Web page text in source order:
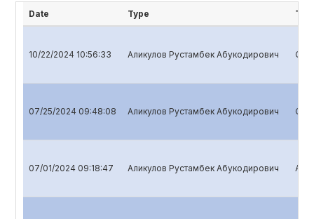
Date Type
10/22/2024 10:56:33 Аликулов Рустамбек Абукодирович
07/25/2024 09:48:08 Аликулов Рустамбек Абукодирович
07/01/2024 09:18:47 Аликулов Рустамбек Абукодирович